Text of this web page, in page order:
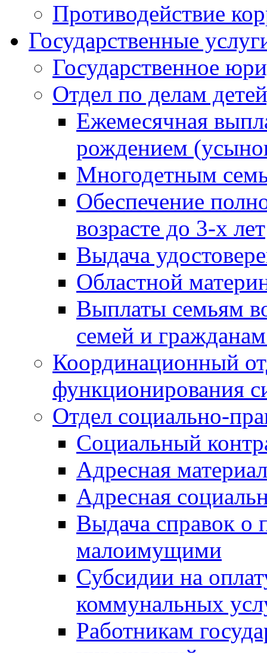
Противодействие
Государственные
Государственное
Отдел по делам
Ежемесячная
рождением
Многодетным
Обеспечение
возрасте до 3-х лет
Выдача
Областной
Выплаты семьям
семей и
Координационный
функционирования
Отдел социально-
Социальный
Адресная
Адресная
Выдача справок о
малоимущими
Субсидии на
коммунальных
Работникам